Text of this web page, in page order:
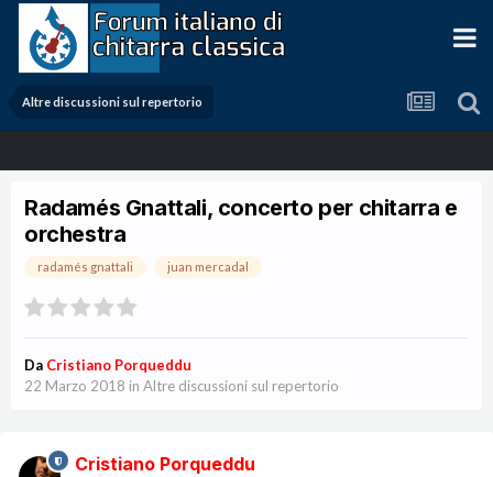
Altre discussioni sul repertorio
Radamés Gnattali, concerto per chitarra e
orchestra
radamés gnattali juan mercadal
Da Cristiano Porqueddu
22 Marzo 2018 in Altre discussioni sul repertorio
Cristiano Porqueddu